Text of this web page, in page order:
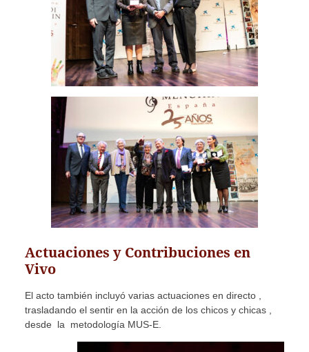
Actuaciones y Contribuciones en
Vivo
El acto también incluyó varias actuaciones en directo ,
trasladando el sentir en la acción de los chicos y chicas ,
desde la metodología MUS-E.